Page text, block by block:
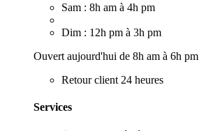
Sam : 8h am à 4h pm
Dim : 12h pm à 3h pm
Ouvert aujourd'hui de 8h am à 6h pm
Retour client 24 heures
Services